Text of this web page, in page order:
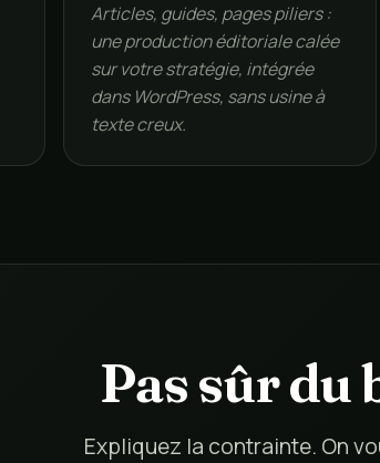
Articles, guides, pages piliers :
une production éditoriale calée
sur votre stratégie, intégrée
dans WordPress, sans usine à
texte creux.
Pas sûr du
Expliquez la contrainte. On